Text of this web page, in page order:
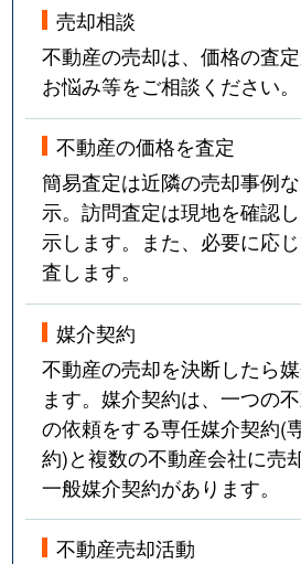
売却相談
不動産の売却は、価格の査
お悩み等をご相談ください。
不動産の価格を査定
簡易査定は近隣の売却事例
示。訪問査定は現地を確認
示します。また、必要に応
査します。
媒介契約
不動産の売却を決断したら
ます。媒介契約は、一つの
の依頼をする専任媒介契約(
約)と複数の不動産会社に売
一般媒介契約があります。
不動産売却活動